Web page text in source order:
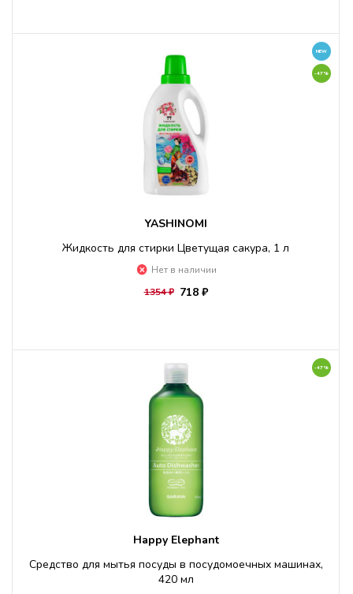
NEW
-47%
YASHINOMI
Жидкость для стирки Цветущая сакура, 1 л
Нет в наличии
1354 ₽ 718 ₽
-47%
Happy Elephant
Средство для мытья посуды в посудомоечных машинах,
420 мл